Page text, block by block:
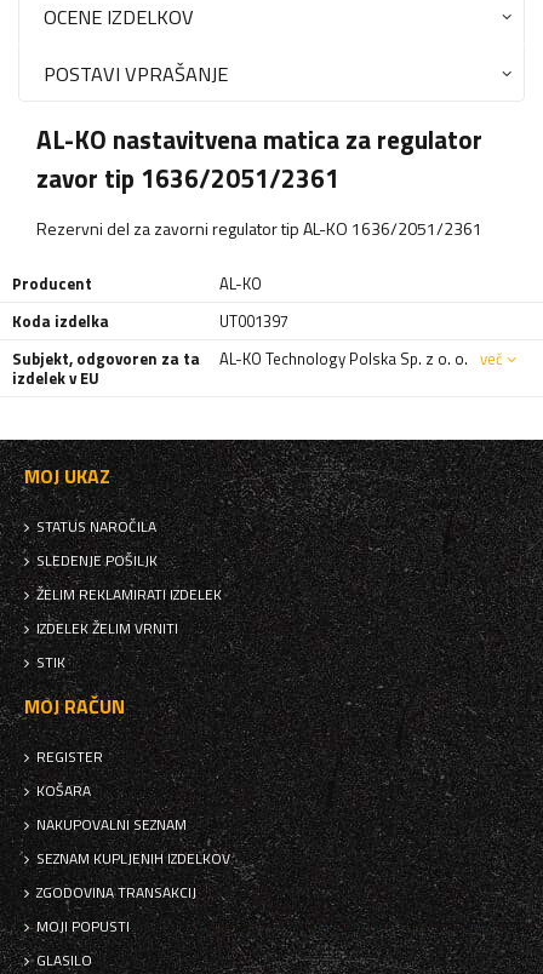
OCENE IZDELKOV
POSTAVI VPRAŠANJE
AL-KO nastavitvena matica za regulator
zavor tip 1636/2051/2361
Rezervni del za zavorni regulator tip AL-KO 1636/2051/2361
Producent
AL-KO
Koda izdelka
UT001397
Subjekt, odgovoren za ta
izdelek v EU
AL-KO Technology Polska Sp. z o. o. več
MOJ UKAZ
STATUS NAROČILA
SLEDENJE POŠILJK
ŽELIM REKLAMIRATI IZDELEK
IZDELEK ŽELIM VRNITI
STIK
MOJ RAČUN
REGISTER
KOŠARA
NAKUPOVALNI SEZNAM
SEZNAM KUPLJENIH IZDELKOV
ZGODOVINA TRANSAKCIJ
MOJI POPUSTI
GLASILO